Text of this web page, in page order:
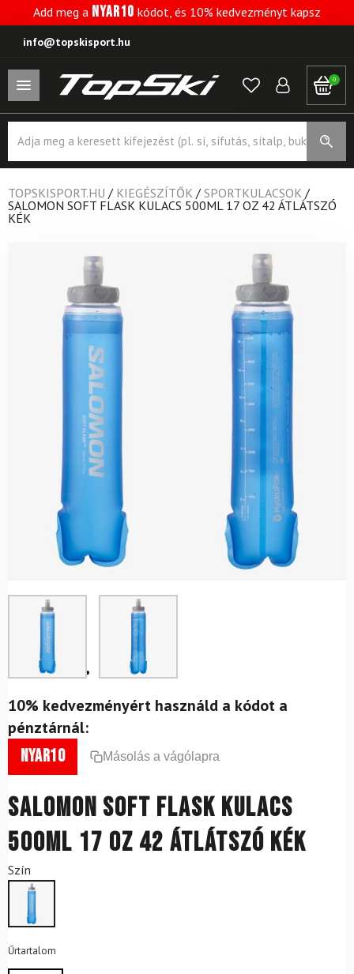
Add meg a NYAR10 kódot, és 10% kedvezményt kapsz
info@topskisport.hu
0
search
TOPSKISPORT.HU / KIEGÉSZÍTŐK / SPORTKULACSOK /
SALOMON SOFT FLASK KULACS 500ML 17 OZ 42 ÁTLÁTSZÓ
KÉK
10% kedvezményért használd a kódot a
pénztárnál:
nyar10 Másolás a vágólapra
SALOMON Soft Flask kulacs
500ml 17 oz 42 átlátszó kék
Szín
Űrtartalom